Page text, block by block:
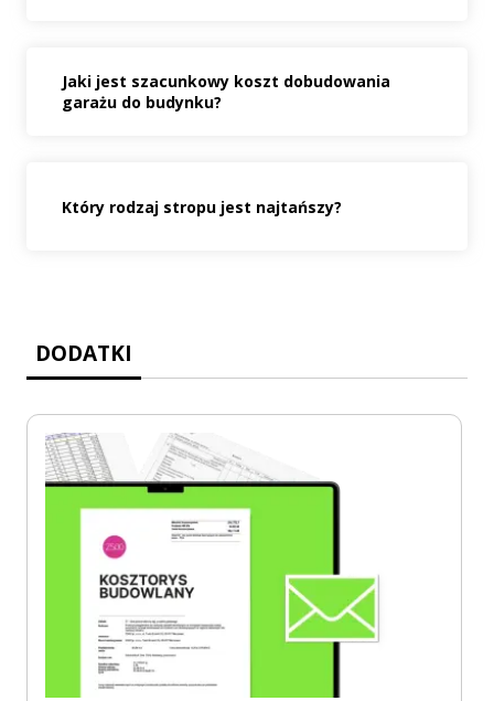
Jaki jest szacunkowy koszt dobudowania
garażu do budynku?
Który rodzaj stropu jest najtańszy?
DODATKI